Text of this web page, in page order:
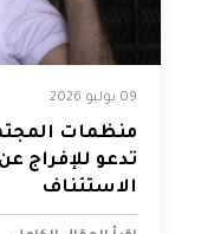
09 يوليو 2026
منظمات
تدعو للإفراج
الاستئناف